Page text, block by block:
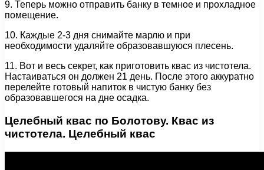
9. Теперь можно отправить банку в темное и прохладное
помещение.
10. Каждые 2-3 дня снимайте марлю и при
необходимости удаляйте образовавшуюся плесень.
11. Вот и весь секрет, как приготовить квас из чистотела.
Настаиваться он должен 21 день. После этого аккуратно
перелейте готовый напиток в чистую банку без
образовавшегося на дне осадка.
Целебный квас по Болотову. Квас из
чистотела. Целебный квас